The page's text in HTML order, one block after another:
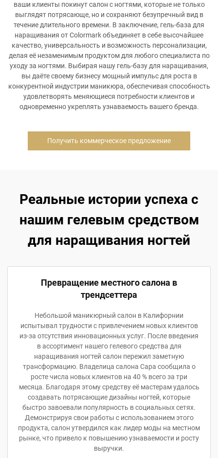
ваши клиенты покинут салон с ногтями, которые не только
выглядят потрясающе, но и сохраняют безупречный вид в
течение длительного времени. В заключение, гель-база для
наращивания от Colormark объединяет в себе высочайшее
качество, универсальность и возможность персонализации,
делая её незаменимым продуктом для любого специалиста по
уходу за ногтями. Выбирая нашу гель-базу для наращивания,
вы даёте своему бизнесу мощный импульс для роста в
конкурентной индустрии маникюра, обеспечивая способность
удовлетворять меняющиеся потребности клиентов и
одновременно укреплять узнаваемость вашего бренда.
Получить коммерческое предложение
Реальные истории успеха с
нашим гелевым средством
для наращивания ногтей
Превращение местного салона в
трендсеттера
Небольшой маникюрный салон в Калифорнии
испытывал трудности с привлечением новых клиентов
из-за отсутствия инновационных услуг. После введения
в ассортимент нашего гелевого средства для
наращивания ногтей салон пережил заметную
трансформацию. Владелица салона Сара сообщила о
росте числа новых клиентов на 40 % всего за три
месяца. Благодаря этому средству её мастерам удалось
создавать потрясающие дизайны ногтей, которые
быстро завоевали популярность в социальных сетях.
Демонстрируя свои работы с использованием этого
продукта, салон утвердился как лидер моды на местном
рынке, что привело к повышению узнаваемости и росту
выручки.